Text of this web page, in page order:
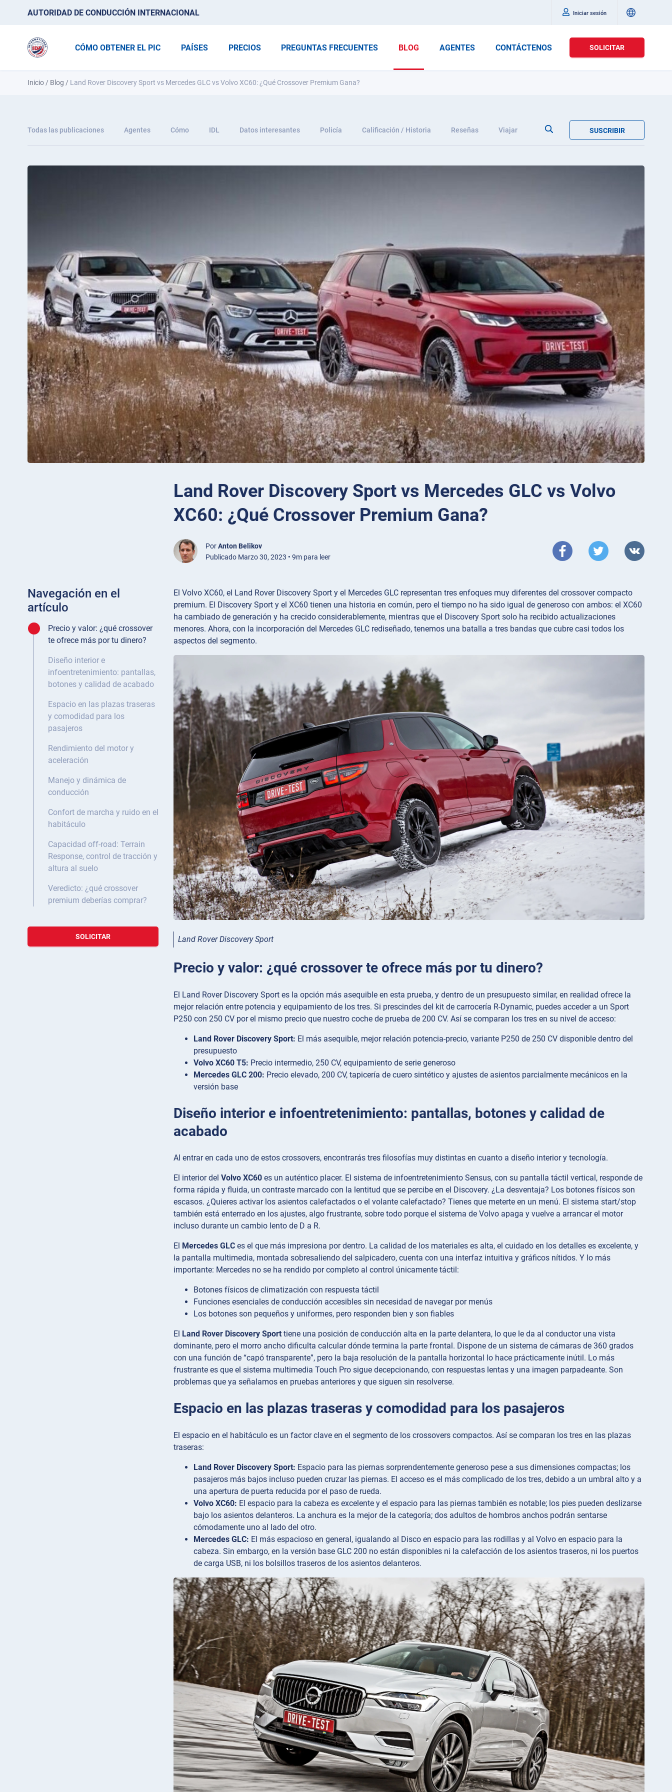
AUTORIDAD DE CONDUCCIÓN INTERNACIONAL Iniciar sesión
CÓMO OBTENER EL PIC PAÍSES PRECIOS PREGUNTAS FRECUENTES BLOG AGENTES CONTÁCTENOS SOLICITAR
Inicio / Blog / Land Rover Discovery Sport vs Mercedes GLC vs Volvo XC60: ¿Qué Crossover Premium Gana?
Todas las publicaciones Agentes Cómo IDL Datos interesantes Policía Calificación / Historia Reseñas Viajar SUSCRIBIR
Land Rover Discovery Sport vs Mercedes GLC vs Volvo
XC60: ¿Qué Crossover Premium Gana?
PorAnton Belikov
Publicado Marzo 30, 2023 • 9m para leer
Navegación en el
artículo
Precio y valor: ¿qué crossover
te ofrece más por tu dinero?
Diseño interior e
infoentretenimiento: pantallas,
botones y calidad de acabado
Espacio en las plazas traseras
y comodidad para los
pasajeros
Rendimiento del motor y
aceleración
Manejo y dinámica de
conducción
Confort de marcha y ruido en el
habitáculo
Capacidad off-road: Terrain
Response, control de tracción y
altura al suelo
Veredicto: ¿qué crossover
premium deberías comprar?
SOLICITAR
El Volvo XC60, el Land Rover Discovery Sport y el Mercedes GLC representan tres enfoques muy diferentes del crossover compacto
premium. El Discovery Sport y el XC60 tienen una historia en común, pero el tiempo no ha sido igual de generoso con ambos: el XC60
ha cambiado de generación y ha crecido considerablemente, mientras que el Discovery Sport solo ha recibido actualizaciones
menores. Ahora, con la incorporación del Mercedes GLC rediseñado, tenemos una batalla a tres bandas que cubre casi todos los
aspectos del segmento.
Land Rover Discovery Sport
Precio y valor: ¿qué crossover te ofrece más por tu dinero?
El Land Rover Discovery Sport es la opción más asequible en esta prueba, y dentro de un presupuesto similar, en realidad ofrece la
mejor relación entre potencia y equipamiento de los tres. Si prescindes del kit de carrocería R-Dynamic, puedes acceder a un Sport
P250 con 250 CV por el mismo precio que nuestro coche de prueba de 200 CV. Así se comparan los tres en su nivel de acceso:
Land Rover Discovery Sport: El más asequible, mejor relación potencia-precio, variante P250 de 250 CV disponible dentro del
presupuesto
Volvo XC60 T5: Precio intermedio, 250 CV, equipamiento de serie generoso
Mercedes GLC 200: Precio elevado, 200 CV, tapicería de cuero sintético y ajustes de asientos parcialmente mecánicos en la
versión base
Diseño interior e infoentretenimiento: pantallas, botones y calidad de
acabado
Al entrar en cada uno de estos crossovers, encontrarás tres filosofías muy distintas en cuanto a diseño interior y tecnología.
El interior del Volvo XC60 es un auténtico placer. El sistema de infoentretenimiento Sensus, con su pantalla táctil vertical, responde de
forma rápida y fluida, un contraste marcado con la lentitud que se percibe en el Discovery. ¿La desventaja? Los botones físicos son
escasos. ¿Quieres activar los asientos calefactados o el volante calefactado? Tienes que meterte en un menú. El sistema start/stop
también está enterrado en los ajustes, algo frustrante, sobre todo porque el sistema de Volvo apaga y vuelve a arrancar el motor
incluso durante un cambio lento de D a R.
El Mercedes GLC es el que más impresiona por dentro. La calidad de los materiales es alta, el cuidado en los detalles es excelente, y
la pantalla multimedia, montada sobresaliendo del salpicadero, cuenta con una interfaz intuitiva y gráficos nítidos. Y lo más
importante: Mercedes no se ha rendido por completo al control únicamente táctil:
Botones físicos de climatización con respuesta táctil
Funciones esenciales de conducción accesibles sin necesidad de navegar por menús
Los botones son pequeños y uniformes, pero responden bien y son fiables
El Land Rover Discovery Sport tiene una posición de conducción alta en la parte delantera, lo que le da al conductor una vista
dominante, pero el morro ancho dificulta calcular dónde termina la parte frontal. Dispone de un sistema de cámaras de 360 grados
con una función de “capó transparente”, pero la baja resolución de la pantalla horizontal lo hace prácticamente inútil. Lo más
frustrante es que el sistema multimedia Touch Pro sigue decepcionando, con respuestas lentas y una imagen parpadeante. Son
problemas que ya señalamos en pruebas anteriores y que siguen sin resolverse.
Espacio en las plazas traseras y comodidad para los pasajeros
El espacio en el habitáculo es un factor clave en el segmento de los crossovers compactos. Así se comparan los tres en las plazas
traseras:
Land Rover Discovery Sport: Espacio para las piernas sorprendentemente generoso pese a sus dimensiones compactas; los
pasajeros más bajos incluso pueden cruzar las piernas. El acceso es el más complicado de los tres, debido a un umbral alto y a
una apertura de puerta reducida por el paso de rueda.
Volvo XC60: El espacio para la cabeza es excelente y el espacio para las piernas también es notable; los pies pueden deslizarse
bajo los asientos delanteros. La anchura es la mejor de la categoría; dos adultos de hombros anchos podrán sentarse
cómodamente uno al lado del otro.
Mercedes GLC: El más espacioso en general, igualando al Disco en espacio para las rodillas y al Volvo en espacio para la
cabeza. Sin embargo, en la versión base GLC 200 no están disponibles ni la calefacción de los asientos traseros, ni los puertos
de carga USB, ni los bolsillos traseros de los asientos delanteros.